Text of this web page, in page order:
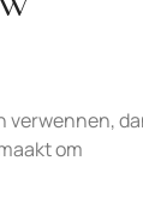
verwennen,
om